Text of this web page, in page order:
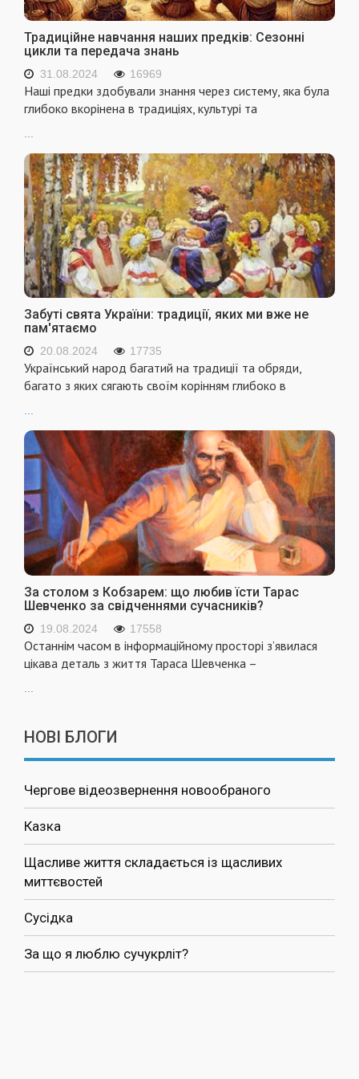
Традиційне навчання наших предків: Сезонні
цикли та передача знань
31.08.2024 16969
Наші предки здобували знання через систему, яка була
глибоко вкорінена в традиціях, культурі та
Забуті свята України: традиції, яких ми вже не
пам'ятаємо
20.08.2024 17735
Український народ багатий на традиції та обряди,
багато з яких сягають своїм корінням глибоко в
...
За столом з Кобзарем: що любив їсти Тарас
Шевченко за свідченнями сучасників?
19.08.2024 17558
Останнім часом в інформаційному просторі з’явилася
цікава деталь з життя Тараса Шевченка –
НОВІ БЛОГИ
Чергове відеозвернення новообраного
Казка
Щасливе життя складається із щасливих
миттєвостей
Сусідка
За що я люблю сучукрліт?